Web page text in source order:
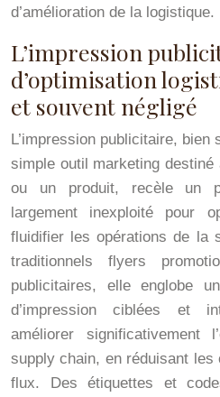
d’amélioration de la logistique.
L’impression
d’optimisation
et souvent négligé
L’impression publicitaire,
simple outil marketing
ou un produit, recèle un
largement inexploité pour
fluidifier les opérations de la
traditionnels flyers
publicitaires, elle englobe
d’impression ciblées et
améliorer significativement
supply chain, en réduisant
flux. Des étiquettes et